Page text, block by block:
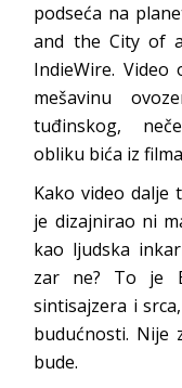
podseća na
and the City of
IndieWire. Video
mešavinu
tuđinskog,
obliku bića iz
Kako video dalje
je dizajnirao ni
kao ljudska
zar ne? To je
sintisajzera i
budućnosti. Nije
bude.